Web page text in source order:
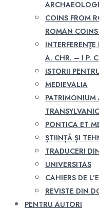
COINS FROM
ROMAN
A. CHR. – I P.
ISTORII
MEDIEVALIA
PONTICA ET
ȘTIINȚĂ ȘI
TRADUCERI
UNIVERSITAS
CAHIERS DE
REVISTE DIN
PENTRU AUTORI